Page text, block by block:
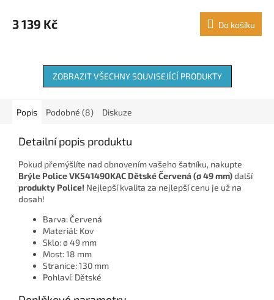
3 139 Kč Do košíku
ZOBRAZIT VŠECHNY SOUVISEJÍCÍ PRODUKTY
Popis Podobné (8) Diskuze
Detailní popis produktu
Pokud přemýšlíte nad obnovením vašeho šatníku, nakupte
Brýle Police VK541490KAC Dětské Červená (ø 49 mm)další
produkty Police! Nejlepší kvalita za nejlepší cenu je už na
dosah!
Barva: Červená
Materiál: Kov
Sklo: ø 49 mm
Most: 18 mm
Stranice: 130 mm
Pohlaví: Dětské